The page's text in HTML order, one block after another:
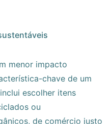
menor impacto
chave de um
escolher itens
ou
de comércio justo